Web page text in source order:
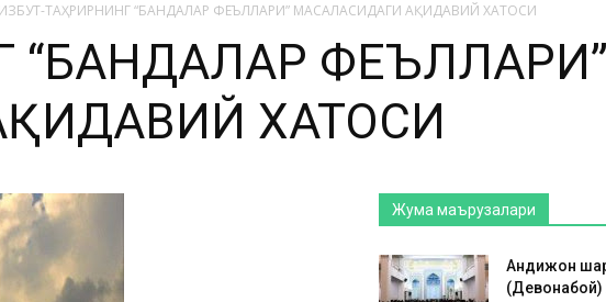
ВИЛОЯТ
ТАҲРИРНИНГ “БАНДАЛАР ФЕЪЛЛАРИ” МАСАЛАСИДАГИ АҚИДАВИЙ ХАТОСИ
“БАНДАЛАР ФЕЪЛЛАРИ”
ХАТОСИ
Жума маърузалари
Андижон